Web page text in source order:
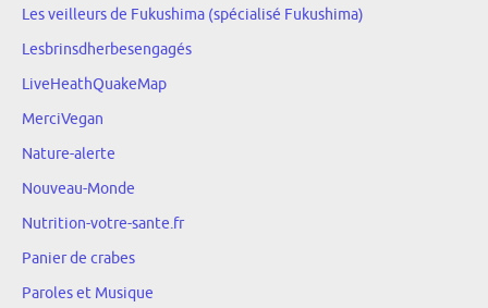
Les veilleurs de Fukushima (spécialisé Fukushima)
Lesbrinsdherbesengagés
LiveHeathQuakeMap
MerciVegan
Nature-alerte
Nouveau-Monde
Nutrition-votre-sante.fr
Panier de crabes
Paroles et Musique